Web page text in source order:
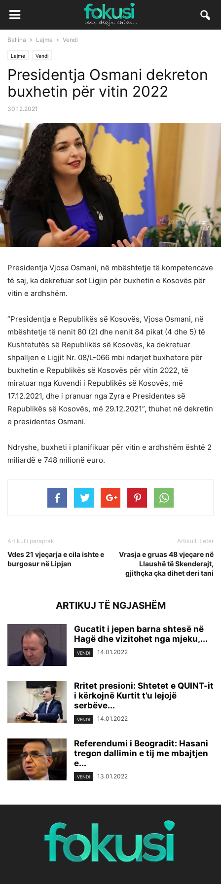
Ballina Lajme Vendi
Lajme Vendi
Presidentja Osmani dekreton
buxhetin për vitin 2022
30.12.2021
Presidentja Vjosa Osmani, në mbështetje të kompetencave
të saj, ka dekretuar sot Ligjin për buxhetin e Kosovës për
vitin e ardhshëm.
“Presidentja e Republikës së Kosovës, Vjosa Osmani, në
mbështetje të nenit 80 (2) dhe nenit 84 pikat (4 dhe 5) të
Kushtetutës së Republikës së Kosovës, ka dekretuar
shpalljen e Ligjit Nr. 08/L-066 mbi ndarjet buxhetore për
buxhetin e Republikës së Kosovës për vitin 2022, të
miratuar nga Kuvendi i Republikës së Kosovës, më
17.12.2021, dhe i pranuar nga Zyra e Presidentes së
Republikës së Kosovës, më 29.12.2021”, thuhet në dekretin
e presidentes Osmani.
Ndryshe, buxheti i planifikuar për vitin e ardhshëm është 2
miliardë e 748 milionë euro.
Artikulli paraprak
Vdes 21 vjeçarja e cila ishte e
burgosur në Lipjan
Artikulli tjetër
Vrasja e gruas 48 vjeçare në
Llaushë të Skenderajt,
gjithçka çka dihet deri tani
ARTIKUJ TË NGJASHËM
Gucatit i jepen barna shtesë në
Hagë dhe vizitohet nga mjeku,...
VENDI 14.01.2022
Rritet presioni: Shtetet e QUINT-it
i kërkojnë Kurtit t’u lejojë
serbëve...
VENDI 14.01.2022
Referendumi i Beogradit: Hasani
tregon dallimin e tij me mbajtjen
e...
VENDI 13.01.2022